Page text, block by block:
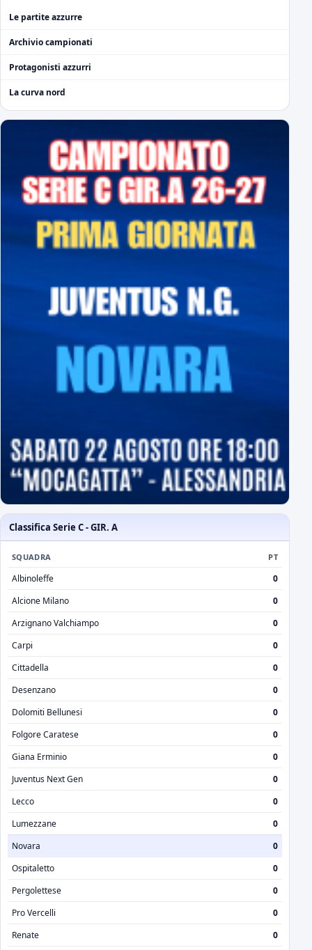
Le partite azzurre
Archivio campionati
Protagonisti azzurri
La curva nord
Classifica Serie C - GIR. A
SQUADRA PT
Albinoleffe
0
Alcione Milano
0
Arzignano Valchiampo
0
Carpi
0
Cittadella
0
Desenzano
0
Dolomiti Bellunesi
0
Folgore Caratese
0
Giana Erminio
0
Juventus Next Gen
0
Lecco
0
Lumezzane
0
Novara
0
Ospitaletto
0
Pergolettese
0
Pro Vercelli
0
Renate
0